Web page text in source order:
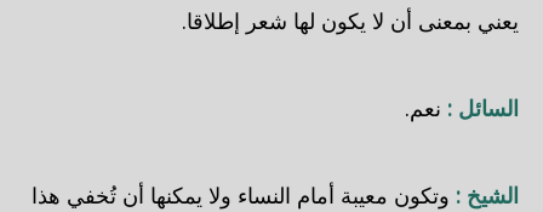
يعني بمعنى أن لا يكون لها شعر إطلاقا.
السائل : نعم.
الشيخ : وتكون معيبة أمام النساء ولا يمكنها أن تُخفي هذا